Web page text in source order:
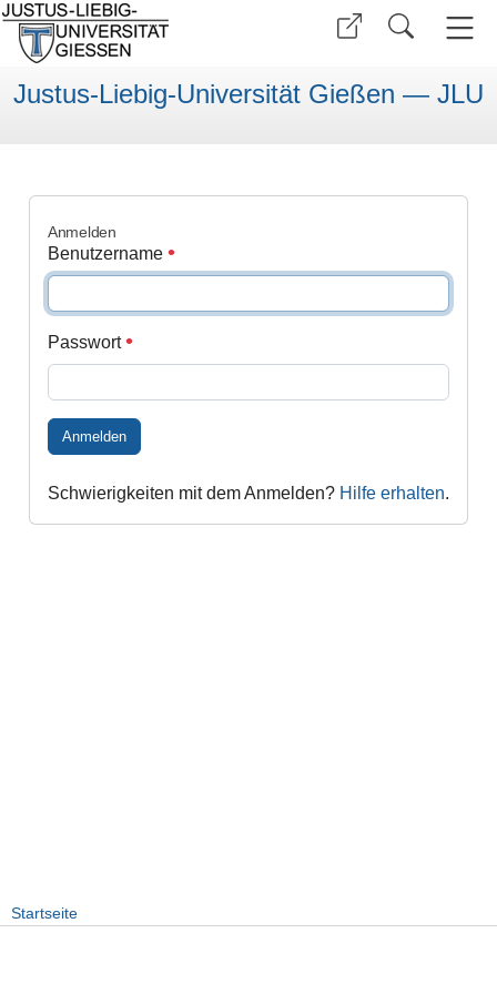
Justus-Liebig-Universität Gießen — JLU
Anmelden
Benutzername
Passwort
Anmelden
Schwierigkeiten mit dem Anmelden? Hilfe erhalten.
Startseite